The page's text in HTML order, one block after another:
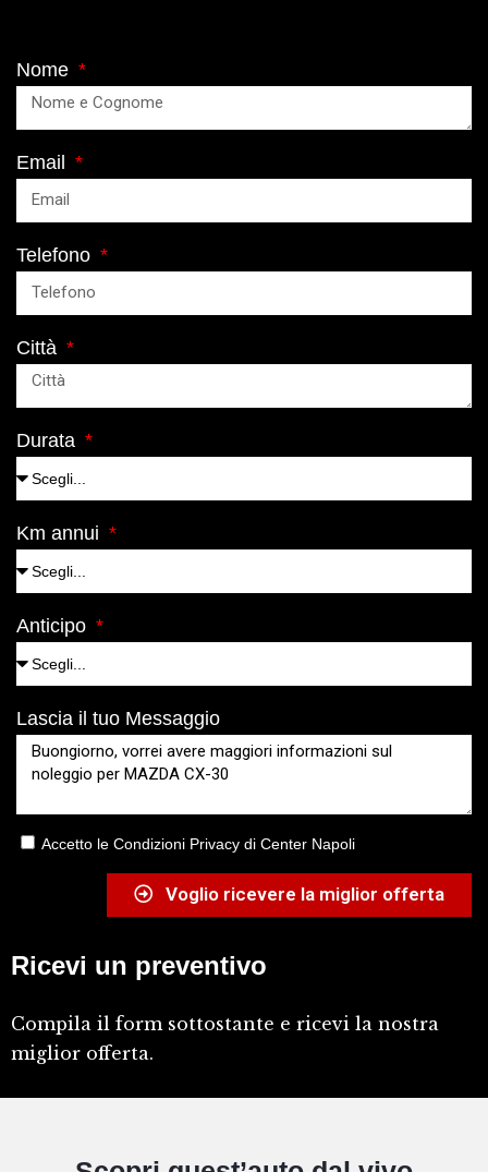
Nome
Email
Telefono
Città
Durata
Km annui
Anticipo
Lascia il tuo Messaggio
Accetto le Condizioni Privacy di Center Napoli
Voglio ricevere la miglior offerta
Ricevi un preventivo
Compila il form sottostante e ricevi la nostra
miglior offerta.